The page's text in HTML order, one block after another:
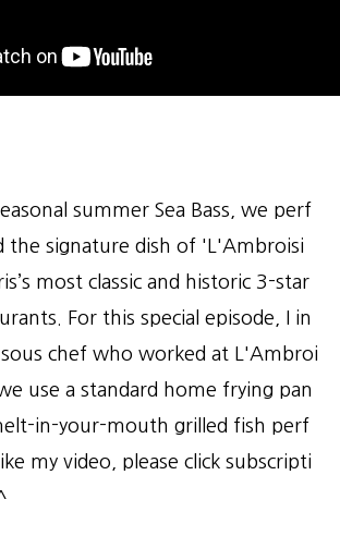
summer Sea Bass, we perf
the signature dish of 'L'Ambroisi
most classic and historic 3-star
For this special episode, I in
chef who worked at L'Ambroi
use a standard home frying pan
in-your-mouth grilled fish perf
my video, please click subscripti